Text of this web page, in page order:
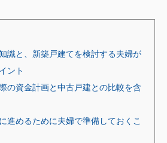
識と、新築戸建てを検討する夫婦が
ント
の資金計画と中古戸建との比較を含
進めるために夫婦で準備しておくこ